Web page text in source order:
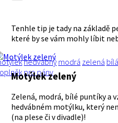
Tenhle tip je tady na základě
které by se vám mohly líbit
hedvábný modrá zelená bílá
pro pány
Motýlek zelený
Zelená, modrá, bílé puntíky a
hedvábném motýlku, který
(na plese či v divadle)!